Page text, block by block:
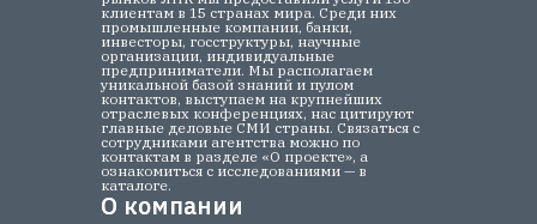
клиентам в 15 странах мира. Среди них
промышленные компании, банки,
инвесторы, госструктуры, научные
организации, индивидуальные
предприниматели. Мы располагаем
уникальной базой знаний и пулом
контактов, выступаем на крупнейших
отраслевых конференциях, нас цитируют
главные деловые СМИ страны. Связаться с
сотрудниками агентства можно по
контактам в разделе «О проекте», а
ознакомиться с исследованиями — в
каталоге.
О компании
О компании